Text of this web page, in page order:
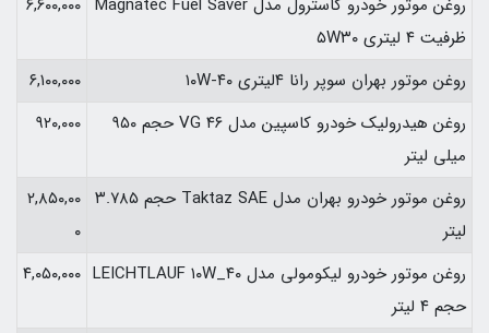
روغن موتور خودرو کاسترول مدل Magnatec Fuel Saver
ظرفیت ۴ لیتری ۵W۳۰
۶,۶۰۰,۰۰۰
روغن موتور بهران سوپر رانا ۴لیتری ۱۰W-۴۰
۶,۱۰۰,۰۰۰
روغن هیدرولیک خودرو کاسپین مدل VG ۴۶ حجم ۹۵۰
میلی لیتر
۹۲۰,۰۰۰
روغن موتور خودرو بهران مدل Taktaz SAE حجم ۳.۷۸۵
لیتر
۲,۸۵۰,۰۰
۰
روغن موتور خودرو لیکومولی مدل LEICHTLAUF ۱۰W_۴۰
حجم ۴ لیتر
۴,۰۵۰,۰۰۰